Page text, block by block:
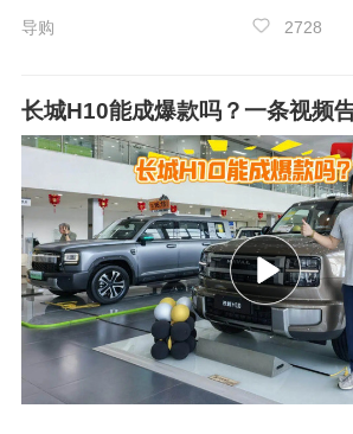
领克03的售价区间为12.78-
024年10月份的销量为4464辆，
7%，环比增长25.71%，在35-
导购 2728
长城H10能成爆款吗？一条视频